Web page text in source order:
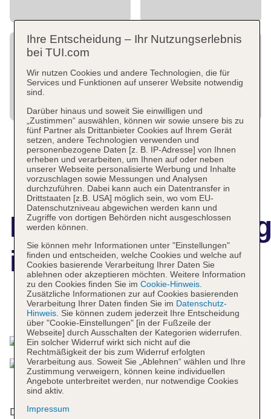
ibis Faro Algarve
Das bietet Ihre Unterkunft
Das Hotel mit einem Aufzug verfügt über 81
Ihre Entscheidung – Ihr Nutzungserlebnis
bei TUI.com
Wir nutzen Cookies und andere Technologien, die für
Services und Funktionen auf unserer Website notwendig
sind.
Darüber hinaus und soweit Sie einwilligen und
„Zustimmen“ auswählen, können wir sowie unsere bis zu
fünf Partner als Drittanbieter Cookies auf Ihrem Gerät
setzen, andere Technologien verwenden und
personenbezogene Daten [z. B. IP-Adresse] von Ihnen
erheben und verarbeiten, um Ihnen auf oder neben
unserer Webseite personalisierte Werbung und Inhalte
vorzuschlagen sowie Messungen und Analysen
durchzuführen. Dabei kann auch ein Datentransfer in
Drittstaaten [z.B. USA] möglich sein, wo vom EU-
Datenschutzniveau abgewichen werden kann und
Zugriffe von dortigen Behörden nicht ausgeschlossen
werden können.
Sie können mehr Informationen unter "Einstellungen"
finden und entscheiden, welche Cookies und welche auf
Cookies basierende Verarbeitung Ihrer Daten Sie
ablehnen oder akzeptieren möchten. Weitere Information
zu den Cookies finden Sie im Cookie-Hinweis.
Zusätzliche Informationen zur auf Cookies basierenden
Verarbeitung Ihrer Daten finden Sie im Datenschutz-
Hinweis. Sie können zudem jederzeit Ihre Entscheidung
über "Cookie-Einstellungen" [in der Fußzeile der
Webseite] durch Ausschalten der Kategorien widerrufen.
Ein solcher Widerruf wirkt sich nicht auf die
Rechtmäßigkeit der bis zum Widerruf erfolgten
Verarbeitung aus. Soweit Sie „Ablehnen“ wählen und Ihre
Zustimmung verweigern, können keine individuellen
Angebote unterbreitet werden, nur notwendige Cookies
sind aktiv.
Impressum